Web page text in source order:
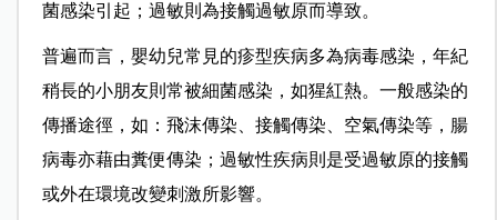
菌感染引起；過敏則為接觸過敏原而導致。
普遍而言，嬰幼兒常見的疹型疾病多為病毒感染，年紀
稍長的小朋友則常被細菌感染，如猩紅熱。一般感染的
傳播途徑，如：飛沫傳染、接觸傳染、空氣傳染等，腸
病毒亦藉由糞便傳染；過敏性疾病則是受過敏原的接觸
或外在環境改變刺激所影響。